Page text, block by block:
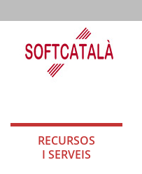
RECURSOS
I SERVEIS